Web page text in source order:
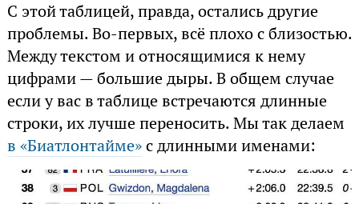
С этой таблицей, правда, остались другие
проблемы. Во-первых, всё плохо с близостью.
Между текстом и относящимися к нему
цифрами — большие дыры. В общем случае
если у вас в таблице встречаются длинные
строки, их лучше переносить. Мы так делаем
в «Биатлонтайме»с длинными именами: